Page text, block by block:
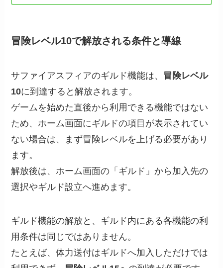
冒険レベル10で解放される条件と導線
サファイアスフィアのギルド機能は、 冒険レベル
10に到達すると解放されます。
ゲームを始めた直後から利用できる機能ではない
ため、ホーム画面にギルドの項目が表示されてい
ない場合は、まず冒険レベルを上げる必要があり
ます。
解放後は、ホーム画面の「ギルド」から加入先の
選択やギルド設立へ進めます。
ギルド機能の解放と、ギルド内にある各機能の利
用条件は同じではありません。
たとえば、体力送付はギルドへ加入しただけでは